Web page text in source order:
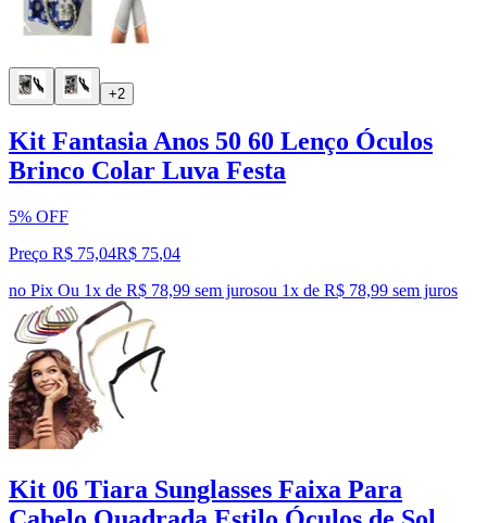
+2
Kit Fantasia Anos 50 60 Lenço Óculos
Brinco Colar Luva Festa
5% OFF
Preço R$ 75,04R$ 75,04
no Pix Ou 1x de R$ 78,99 sem jurosou 1x de R$ 78,99 sem juros
Kit 06 Tiara Sunglasses Faixa Para